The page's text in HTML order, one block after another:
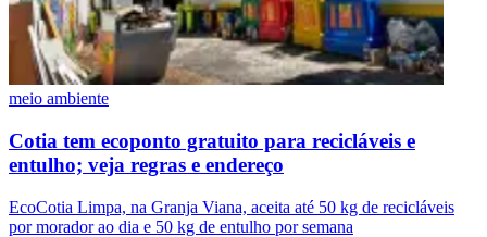
meio ambiente
Cotia tem ecoponto gratuito para recicláveis e
entulho; veja regras e endereço
EcoCotia Limpa, na Granja Viana, aceita até 50 kg de recicláveis
por morador ao dia e 50 kg de entulho por semana